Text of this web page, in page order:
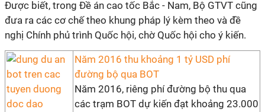
Được biết, trong Đề án cao tốc Bắc - Nam, Bộ GTVT cũng
đưa ra các cơ chế theo khung pháp lý kèm theo và đề
nghị Chính phủ trình Quốc hội, chờ Quốc hội cho ý kiến.
Năm 2016 thu khoảng 1 tỷ USD phí
đường bộ qua BOT
Năm 2016, riêng phí đường bộ thu qua
các trạm BOT dự kiến đạt khoảng 23.000